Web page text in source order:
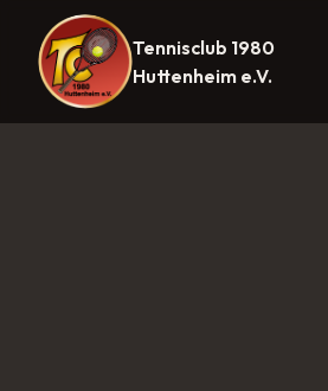
Tennisclub 1980
Huttenheim e.V.
Startseite NewsMannschaften